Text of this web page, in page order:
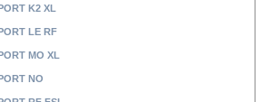
K2 XL
LE RF
MO XL
NO